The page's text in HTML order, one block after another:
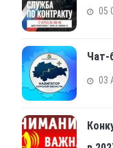
05
Чат-
03